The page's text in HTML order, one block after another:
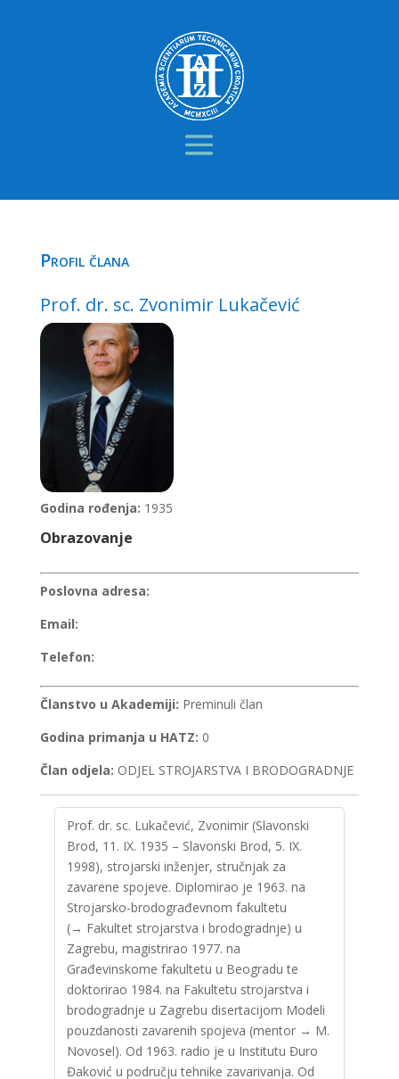
Profil člana
Prof. dr. sc. Zvonimir Lukačević
Godina rođenja: 1935
Obrazovanje
Poslovna adresa:
Email:
Telefon:
Članstvo u Akademiji: Preminuli član
Godina primanja u HATZ: 0
Član odjela: ODJEL STROJARSTVA I BRODOGRADNJE
Prof. dr. sc. Lukačević, Zvonimir (Slavonski
Brod, 11. IX. 1935 – Slavonski Brod, 5. IX.
1998), strojarski inženjer, stručnjak za
zavarene spojeve. Diplomirao je 1963. na
Strojarsko-brodograđevnom fakultetu
(→ Fakultet strojarstva i brodogradnje) u
Zagrebu, magistrirao 1977. na
Građevinskome fakultetu u Beogradu te
doktorirao 1984. na Fakultetu strojarstva i
brodogradnje u Zagrebu disertacijom Modeli
pouzdanosti zavarenih spojeva (mentor → M.
Novosel). Od 1963. radio je u Institutu Đuro
Đaković u području tehnike zavarivanja. Od